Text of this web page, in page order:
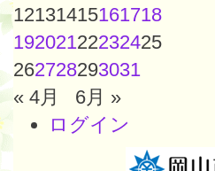
12131415161718
19202122232425
262728293031
« 4月
6月 »
ログイン